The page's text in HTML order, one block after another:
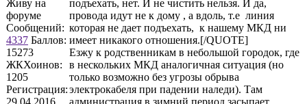
Живу на
форуме
Сообщений:
4337 Баллов:
15273
ЖКХоинов:
1205
Регистрация:
29.04.2016
подъехать, нет. И не чистить нельзя. И да,
провода идут не к дому , а вдоль, т.е линия
которая не дает подъехать, к нашему МКД ни
имеет никакого отношения.[/QUOTE]
Езжу к родственникам в небольшой городок, где
в нескольких МКД аналогичная ситуация (но
только возможно без угрозы обрыва
электрокабеля при падении наледи). Там
администрация в зимний период засыпает